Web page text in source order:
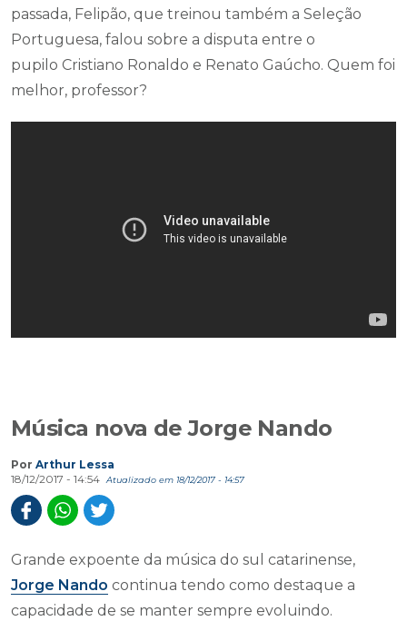
passada, Felipão, que treinou também a Seleção
Portuguesa, falou sobre a disputa entre o
pupilo Cristiano Ronaldo e Renato Gaúcho. Quem foi
melhor, professor?
Música nova de Jorge Nando
Por Arthur Lessa
18/12/2017 - 14:54
Atualizado em 18/12/2017 - 14:57
Grande expoente da música do sul catarinense,
Jorge Nando continua tendo como destaque a
capacidade de se manter sempre evoluindo.